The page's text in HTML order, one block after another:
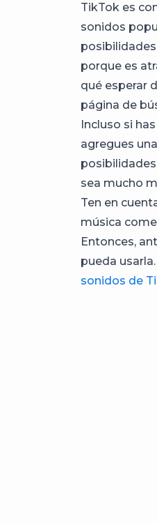
TikTok es
sonidos
porque es
qué esperar
página de
Incluso si
agregues
sea mucho
Ten en
música
Entonces,
pueda
sonidos de